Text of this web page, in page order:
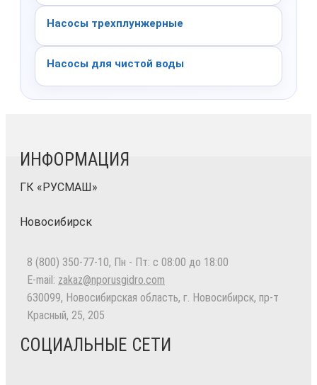
Насосы трехплунжерные
Насосы для чистой воды
ИНФОРМАЦИЯ
ГК «РУСМАШ»
Новосибирск
8 (800) 350-77-10, Пн - Пт: с 08:00 до 18:00
E-mail: zakaz@nporusgidro.com
630099, Новосибирская область, г. Новосибирск, пр-т
Красный, 25, 205
СОЦИАЛЬНЫЕ СЕТИ